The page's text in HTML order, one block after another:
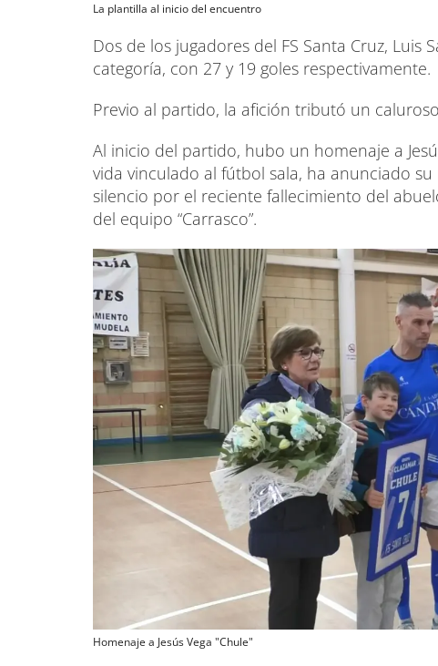
La plantilla al inicio del encuentro
Dos de los jugadores del FS Santa Cruz, Luis
categoría, con 27 y 19 goles respectivamente.
Previo al partido, la afición tributó un
Al inicio del partido, hubo un homenaje a
vida vinculado al fútbol sala, ha anunciado
silencio por el reciente fallecimiento del
del equipo “Carrasco”.
Homenaje a Jesús Vega "Chule"